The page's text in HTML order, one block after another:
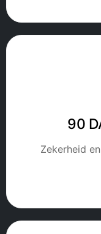
90
Zekerheid